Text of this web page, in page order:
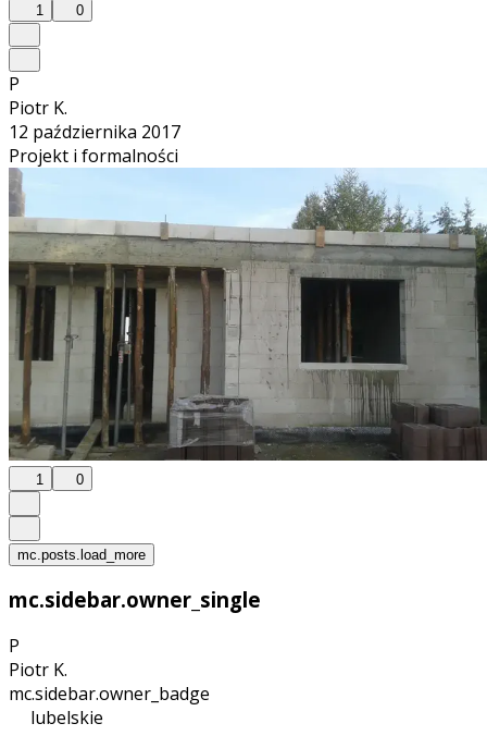
1 0
P
Piotr K.
12 października 2017
Projekt i formalności
1 0
mc.posts.load_more
mc.sidebar.owner_single
P
Piotr K.
mc.sidebar.owner_badge
lubelskie